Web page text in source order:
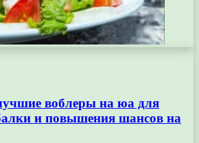
воблеры на юа для
и повышения шансов на